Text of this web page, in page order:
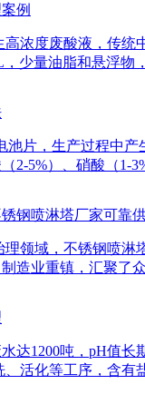
例
浓度废酸液，传
，少量油脂和悬浮
池片，生产过程中
2-5%）、硝酸（1-
钢喷淋塔厂家可靠
领域，不锈钢喷
造业重镇，汇聚了
达1200吨，pH值
活化等工序，含